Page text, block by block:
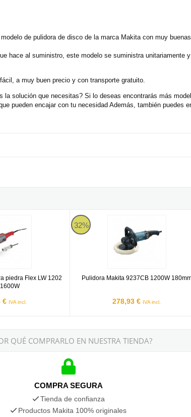
de pulidora de disco de la marca Makita con muy
hace al suministro, este modelo se suministra unitariamente
a muy buen precio y con transporte gratuito.
la solución que necesitas? Si lo deseas encontrarás más
pueden encajar con tu necesidad Además, también puedes
piedra Flex LW 1202
€ IVA incl.
piedra Flex LW 1202 N de 1600W
32%
Pulidora Makita 9237CB 1200W
278,93 € IVA incl.
Pulidora Makita 9237CB 1200W
QUÉ COMPRARLO EN NUESTRA TIENDA?
COMPRA SEGURA
Tienda de confianza
Productos Makita 100% originales